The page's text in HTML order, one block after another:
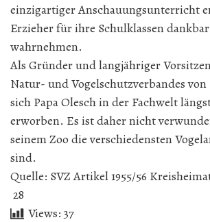
einzigartiger Anschauungsunterricht
Erzieher für ihre Schulklassen
wahrnehmen.
Als Gründer und langjähriger
Natur- und Vogelschutzverbandes
sich Papa Olesch in der Fachwelt
erworben. Es ist daher nicht
seinem Zoo die verschiedensten
sind.
Quelle: SVZ Artikel 1955/56
28
Views: 37